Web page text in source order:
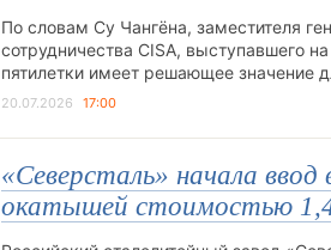
По словам Су Чангёна, заместителя
сотрудничества CISA, выступавшего
пятилетки имеет решающее значение
20.07.2026 17:00
«Северсталь» начала
окатышей стоимостью